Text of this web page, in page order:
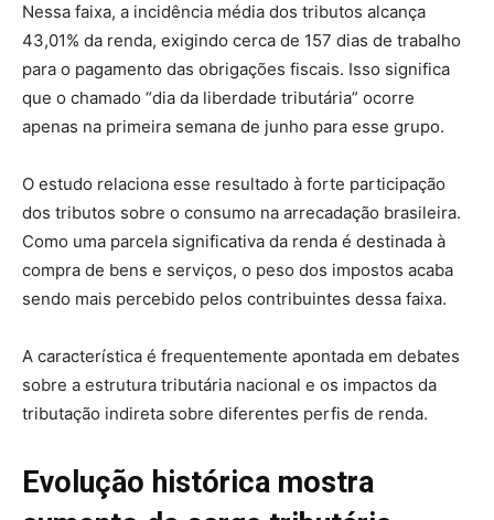
Nessa faixa, a incidência média dos tributos alcança
43,01% da renda, exigindo cerca de 157 dias de trabalho
para o pagamento das obrigações fiscais. Isso significa
que o chamado “dia da liberdade tributária” ocorre
apenas na primeira semana de junho para esse grupo.
O estudo relaciona esse resultado à forte participação
dos tributos sobre o consumo na arrecadação brasileira.
Como uma parcela significativa da renda é destinada à
compra de bens e serviços, o peso dos impostos acaba
sendo mais percebido pelos contribuintes dessa faixa.
A característica é frequentemente apontada em debates
sobre a estrutura tributária nacional e os impactos da
tributação indireta sobre diferentes perfis de renda.
Evolução histórica mostra